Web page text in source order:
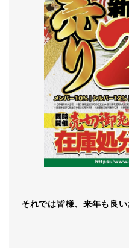
それでは皆様、来年も良